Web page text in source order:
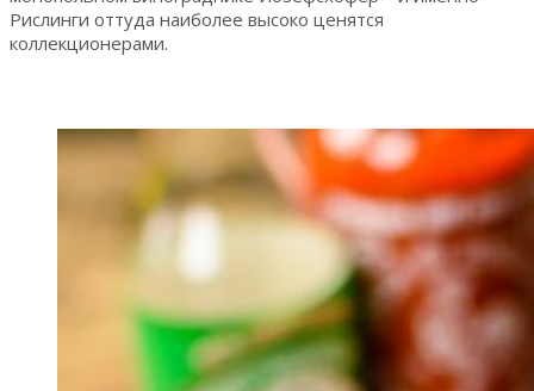
Рислинги оттуда наиболее высоко ценятся
коллекционерами.